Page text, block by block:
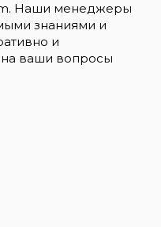
Наши менеджеры
знаниями и
и
на ваши вопросы